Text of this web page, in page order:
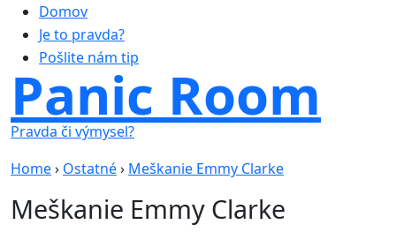
Domov
Je to pravda?
Pošlite nám tip
Panic Room
Pravda či výmysel?
Home› Ostatné› Meškanie Emmy Clarke
Meškanie Emmy Clarke